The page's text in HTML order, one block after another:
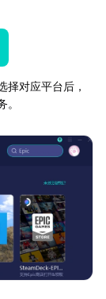
择对应平台后，